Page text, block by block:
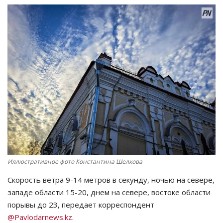
МИР
СПЕЦПРОЕКТЫ
СПОРТ
Чек-лист
РАЗВЛЕЧЕНИЯ
OFFICIAL
Язык
Қазақша Русский
Иллюстративное фото Константина Шелкова
Скорость ветра 9-14 метров в секунду, ночью на севере,
западе области 15-20, днем на севере, востоке области
порывы до 23, передает корреспондент
@Pavlodarnews.kz.